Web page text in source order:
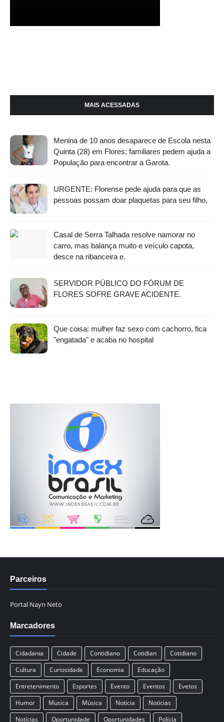
MAIS ACESSADAS
Menina de 10 anos desaparece de Escola nesta
Quinta (28) em Flores; familiares pedem ajuda a
População para encontrar a Garota.
URGENTE: Florense pede ajuda para que as
pessoas possam doar plaquetas para seu filho.
Casal de Serra Talhada resolve namorar no
carro, mas balança muito e veículo capota,
desce na ribanceira e.
SERVIDOR PÚBLICO DO FÓRUM DE
FLORES SOFRE GRAVE ACIDENTE.
Que coisa: mulher faz sexo com cachorro, fica
"engatada" e acaba no hospital
Parceiros
Portal Nayn Neto
Marcadores
Cidadania Cidade Contidiano Cotidian
Cotidiano
Cultura
Curiosidade Economia
Educação
Entretenimento
Esportes Evento Eventos
Evetos
Humor
Musica Música Noticia
Noticias
Notícias
Oportunidade Oportunidades Polícia